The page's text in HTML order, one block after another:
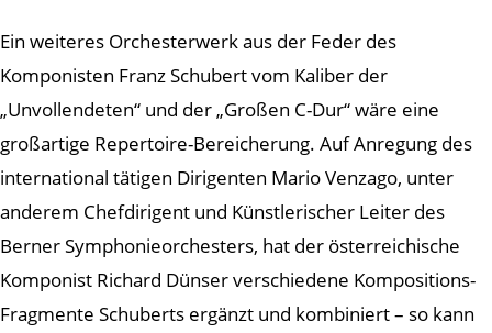
Ein weiteres Orchesterwerk aus der Feder des
Komponisten Franz Schubert vom Kaliber der
„Unvollendeten“ und der „Großen C-Dur“ wäre eine
großartige Repertoire-Bereicherung. Auf Anregung des
international tätigen Dirigenten Mario Venzago, unter
anderem Chefdirigent und Künstlerischer Leiter des
Berner Symphonieorchesters, hat der österreichische
Komponist Richard Dünser verschiedene Kompositions-
Fragmente Schuberts ergänzt und kombiniert – so kann